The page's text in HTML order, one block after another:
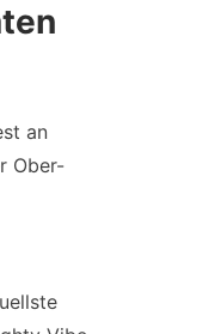
an
Ober-